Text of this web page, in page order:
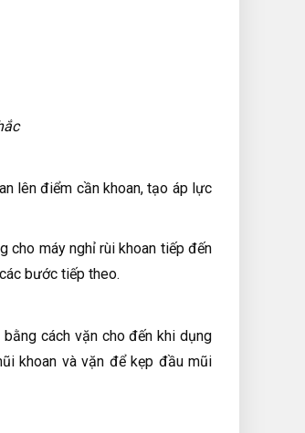
lên điểm cần khoan, tạo áp lực
cho máy nghỉ rùi khoan tiếp đến
bước tiếp theo.
cách vặn cho đến khi dụng
khoan và vặn để kẹp đầu mũi